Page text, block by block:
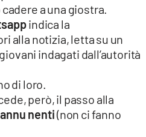
a una giostra.
indica la
alla notizia, letta su un
indagati dall’autorità
di loro.
però, il passo alla
nenti(non ci fanno